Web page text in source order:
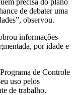
de debater uma
observou.
informações
por idade e
de Controle
uso pelos
de trabalho.